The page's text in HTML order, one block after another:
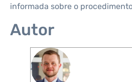
informada sobre o
Autor